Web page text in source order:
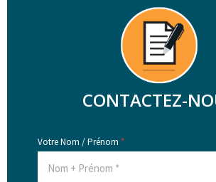
CONTACTEZ-
Votre Nom / Prénom *